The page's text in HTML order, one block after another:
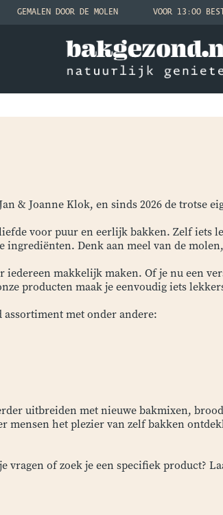
GEMALEN DOOR DE MOLEN VOOR 13:00
& Joanne Klok, en sinds 2026 de trotse
voor puur en eerlijk bakken. Zelf
ingrediënten. Denk aan meel van de
makkelijk maken. Of je nu een
producten maak je eenvoudig iets
met onder andere:
uitbreiden met nieuwe bakmixen,
mensen het plezier van zelf bakken
vragen of zoek je een specifiek product?